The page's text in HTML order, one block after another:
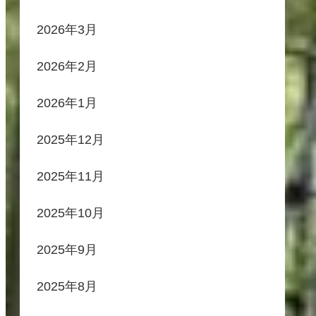
2026年3月
2026年2月
2026年1月
2025年12月
2025年11月
2025年10月
2025年9月
2025年8月